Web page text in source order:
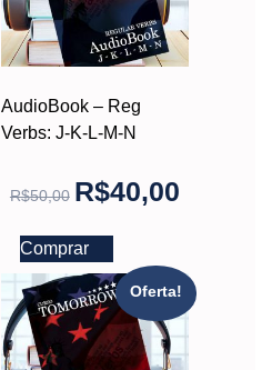
AudioBook – Reg
Verbs: J-K-L-M-N
R$50,00 R$40,00
Comprar
Oferta!